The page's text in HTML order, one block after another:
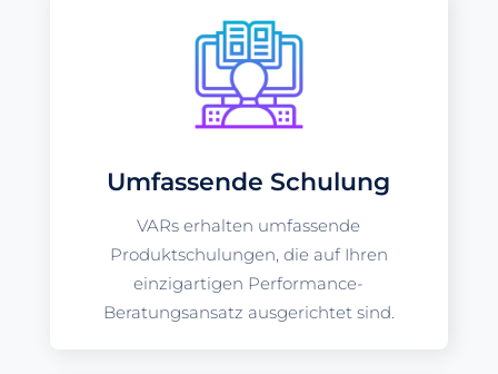
Umfassende Schulung
VARs erhalten umfassende
Produktschulungen, die auf Ihren
einzigartigen Performance-
Beratungsansatz ausgerichtet sind.